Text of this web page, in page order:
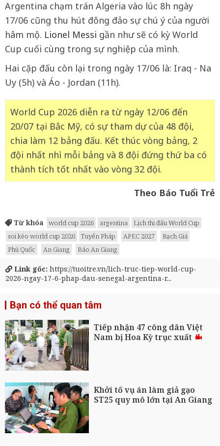
Argentina chạm trán Algeria vào lúc 8h ngày
17/06 cũng thu hút đông đảo sự chú ý của người
hâm mộ. Lionel Messi gần như sẽ có kỳ World
Cup cuối cùng trong sự nghiệp của mình.
Hai cặp đấu còn lại trong ngày 17/06 là: Iraq - Na
Uy (5h) và Áo - Jordan (11h).
World Cup 2026 diễn ra từ ngày 12/06 đến
20/07 tại Bắc Mỹ, có sự tham dự của 48 đội,
chia làm 12 bảng đấu. Kết thúc vòng bảng, 2
đội nhất nhì mỗi bảng và 8 đội đứng thứ ba có
thành tích tốt nhất vào vòng 32 đội.
Theo Báo Tuổi Trẻ
Từ khóa world cup 2026 argentina
Lịch thi đấu World Cup
soi kèo world cup 2026
Tuyển Pháp APEC 2027
Rạch Giá
Phú Quốc
An Giang Báo An Giang
Link gốc: https://tuoitre.vn/lich-truc-tiep-world-cup-
2026-ngay-17-6-phap-dau-senegal-argentina-r...
Bạn có thể quan tâm
Tiếp nhận 47 công dân Việt
Nam bị Hoa Kỳ trục xuất
Khởi tố vụ án làm giả gạo
ST25 quy mô lớn tại An Giang